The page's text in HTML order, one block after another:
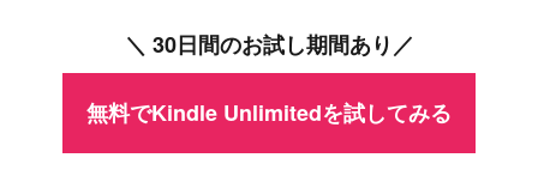
＼ 30日間のお試し期間あり／
無料でKindle Unlimitedを試してみる